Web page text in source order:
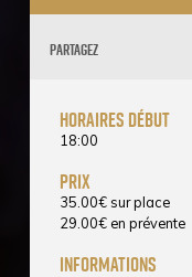
Partagez
horaires début
18:00
prix
35.00€ sur place
29.00€ en prévente
informations